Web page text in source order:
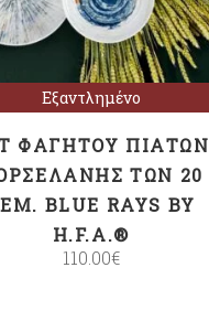
Εξαντλημένο
ΦΑΓΗΤΟΎ ΠΙΆΤΩΝ
ΤΩΝ 20
BLUE RAYS BY
H.F.A.®
110.00€